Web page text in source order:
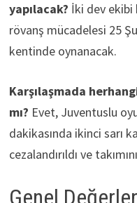
yapılacak? İki dev ekibi
rövanş mücadelesi 25
kentinde oynanacak.
Karşılaşmada
mı? Evet, Juventuslu
dakikasında ikinci sarı
cezalandırıldı ve
Genel